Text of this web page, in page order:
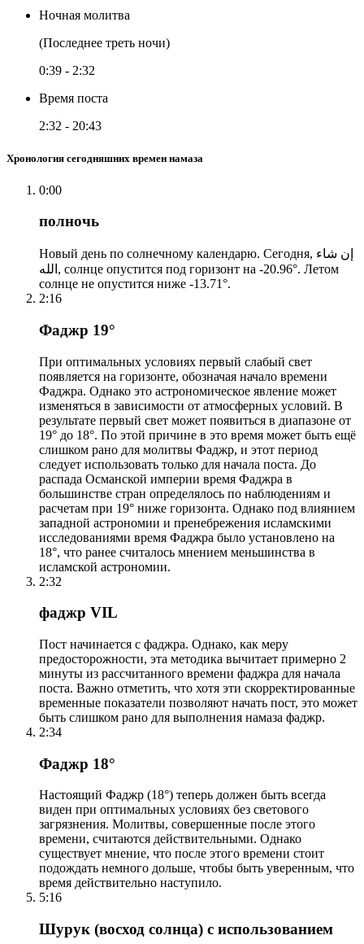
Ночная молитва
(Последнее треть ночи)
0:39 - 2:32
Время поста
2:32 - 20:43
Хронология сегодняшних времен намаза
0:00
полночь
Новый день по солнечному календарю. Сегодня, إن شاء
الله, солнце опустится под горизонт на -20.96°. Летом
солнце не опустится ниже -13.71°.
2:16
Фаджр 19°
При оптимальных условиях первый слабый свет
появляется на горизонте, обозначая начало времени
Фаджра. Однако это астрономическое явление может
изменяться в зависимости от атмосферных условий. В
результате первый свет может появиться в диапазоне от
19° до 18°. По этой причине в это время может быть ещё
слишком рано для молитвы Фаджр, и этот период
следует использовать только для начала поста. До
распада Османской империи время Фаджра в
большинстве стран определялось по наблюдениям и
расчетам при 19° ниже горизонта. Однако под влиянием
западной астрономии и пренебрежения исламскими
исследованиями время Фаджра было установлено на
18°, что ранее считалось мнением меньшинства в
исламской астрономии.
2:32
фаджр VIL
Пост начинается с фаджра. Однако, как меру
предосторожности, эта методика вычитает примерно 2
минуты из рассчитанного времени фаджра для начала
поста. Важно отметить, что хотя эти скорректированные
временные показатели позволяют начать пост, это может
быть слишком рано для выполнения намаза фаджр.
2:34
Фаджр 18°
Настоящий Фаджр (18°) теперь должен быть всегда
виден при оптимальных условиях без светового
загрязнения. Молитвы, совершенные после этого
времени, считаются действительными. Однако
существует мнение, что после этого времени стоит
подождать немного дольше, чтобы быть уверенным, что
время действительно наступило.
5:16
Шурук (восход солнца) с использованием